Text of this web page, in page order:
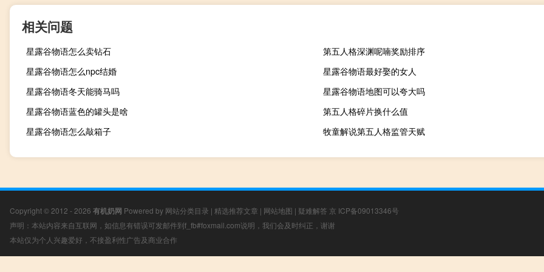
相关问题
星露谷物语怎么卖钻石
第五人格深渊呢喃奖励排序
星露谷物语怎么npc结婚
星露谷物语最好娶的女人
星露谷物语冬天能骑马吗
星露谷物语地图可以夸大吗
星露谷物语蓝色的罐头是啥
第五人格碎片换什么值
星露谷物语怎么敲箱子
牧童解说第五人格监管天赋
Copyright © 2012 - 2026 有机奶网 Powered by 网站分类目录 | 精选推荐文章 | 网站地图 | 疑难解答 京 ICP备09013346号
声明：本站内容来自互联网，如信息有错误可发邮件到f_fb#foxmail.com说明，我们会及时纠正，谢谢
本站仅为个人兴趣爱好，不接盈利性广告及商业合作